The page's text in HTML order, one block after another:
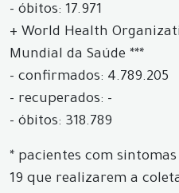
- óbitos: 17.971
+ World Health
Mundial da Saúde ***
- confirmados: 4.789.205
- recuperados: -
- óbitos: 318.789
* pacientes com
19 que realizarem a